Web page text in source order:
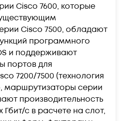
Cisco 7600, которые
Cisco 7500, обладают
программного
и поддерживают
портов для
7200/7500 (технология
маршрутизаторы серии
производительность
Гбит/с в расчете на слот,